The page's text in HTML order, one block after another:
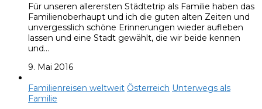
Für unseren allerersten Städtetrip als Familie haben das
Familienoberhaupt und ich die guten alten Zeiten und
unvergesslich schöne Erinnerungen wieder aufleben
lassen und eine Stadt gewählt, die wir beide kennen
und…
9. Mai 2016
Familienreisen weltweit Österreich Unterwegs als
Familie